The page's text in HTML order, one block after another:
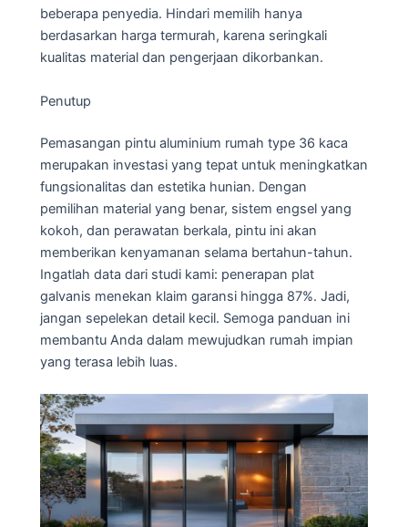
beberapa penyedia. Hindari memilih hanya
berdasarkan harga termurah, karena seringkali
kualitas material dan pengerjaan dikorbankan.
Penutup
Pemasangan pintu aluminium rumah type 36 kaca
merupakan investasi yang tepat untuk meningkatkan
fungsionalitas dan estetika hunian. Dengan
pemilihan material yang benar, sistem engsel yang
kokoh, dan perawatan berkala, pintu ini akan
memberikan kenyamanan selama bertahun-tahun.
Ingatlah data dari studi kami: penerapan plat
galvanis menekan klaim garansi hingga 87%. Jadi,
jangan sepelekan detail kecil. Semoga panduan ini
membantu Anda dalam mewujudkan rumah impian
yang terasa lebih luas.